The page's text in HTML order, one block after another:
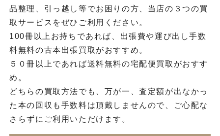
品整理、引っ越し等でお困りの方、当店の３つの買
取サービスをぜひご利用ください。
100冊以上お持ちであれば、出張費や運び出し手数
料無料の古本出張買取がおすすめ。
５０冊以上であれば送料無料の宅配便買取がおすす
め。
どちらの買取方法でも、万が一、査定額が出なかっ
た本の回収も手数料は頂戴しませんので、ご心配な
さらずにご利用いただけます。